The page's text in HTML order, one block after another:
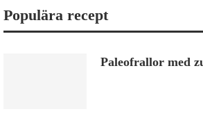
Populära recept
Paleofrallor med